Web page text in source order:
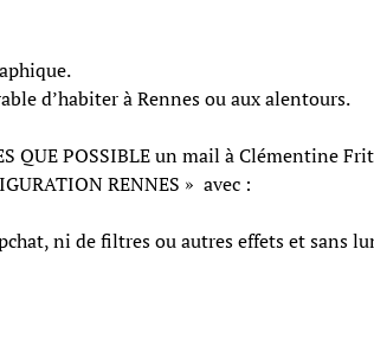
d’habiter à Rennes ou aux alentours.
QUE POSSIBLE un mail à Clémentine
RENNES » avec :
ni de filtres ou autres effets et sans